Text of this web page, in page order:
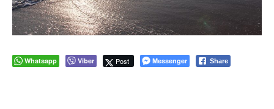
Whatsapp Viber Post Messenger Share